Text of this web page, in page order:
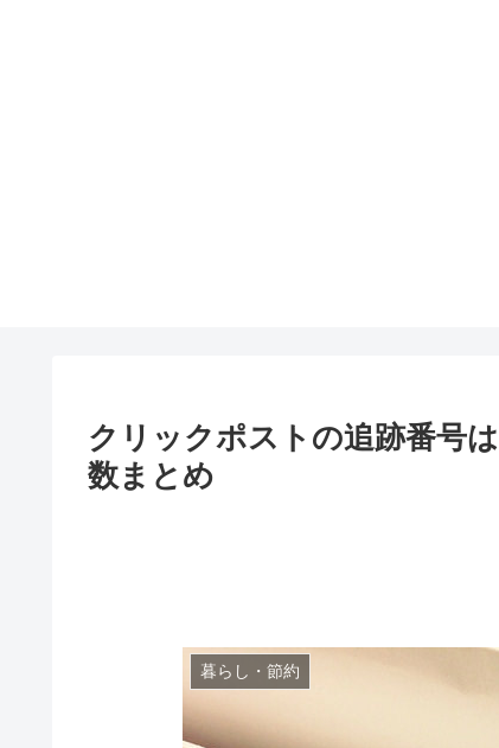
クリックポストの追跡番号
数まとめ
暮らし・節約